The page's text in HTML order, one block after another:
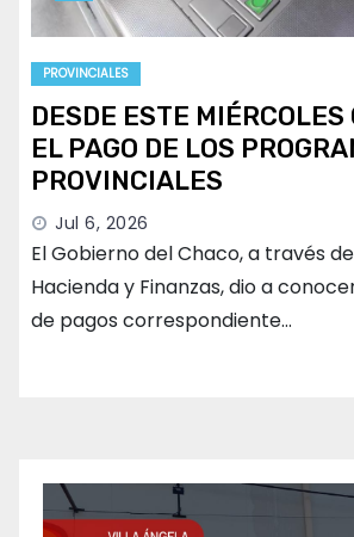
PROVINCIALES
DESDE ESTE
EL PAGO DE LOS
PROVINCIALES
Jul 6, 2026
El Gobierno del Chaco, a través
Hacienda y Finanzas, dio a
de pagos correspondiente…